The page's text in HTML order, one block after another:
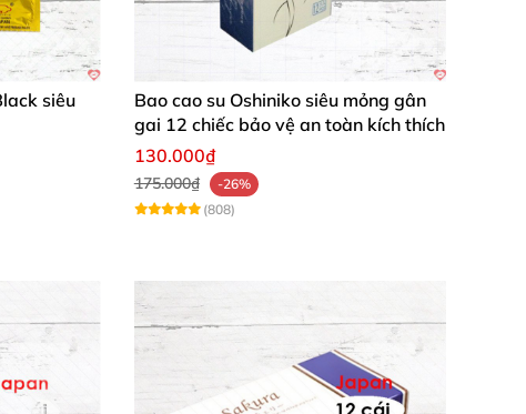
siêu
Bao cao su Oshiniko siêu mỏng gân
gai 12 chiếc bảo vệ an toàn kích thích
130.000₫
175.000₫
-26%
(808)